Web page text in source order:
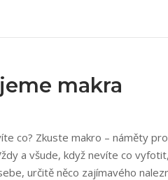
makra
co? Zkuste makro – náměty pro
a všude, když nevíte co vyfotit,
určitě něco zajímavého